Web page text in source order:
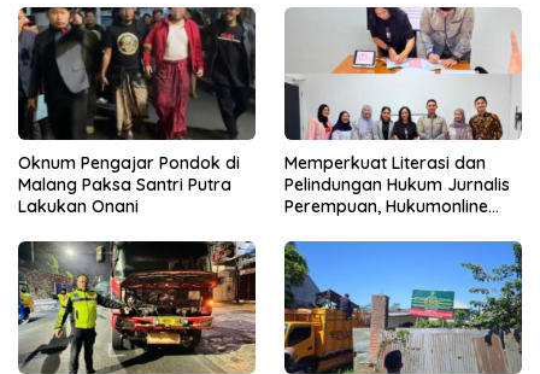
Oknum Pengajar Pondok di
Malang Paksa Santri Putra
Lakukan Onani
Memperkuat Literasi dan
Pelindungan Hukum Jurnalis
Perempuan, Hukumonline
Gratis